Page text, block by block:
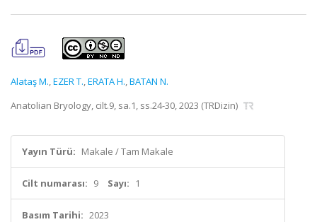
Alataş M.,EZER T.,ERATA H.,BATAN N.
Anatolian Bryology, cilt.9, sa.1, ss.24-30, 2023 (TRDizin)
Yayın Türü: Makale / Tam Makale
Cilt numarası: 9 Sayı: 1
Basım Tarihi: 2023